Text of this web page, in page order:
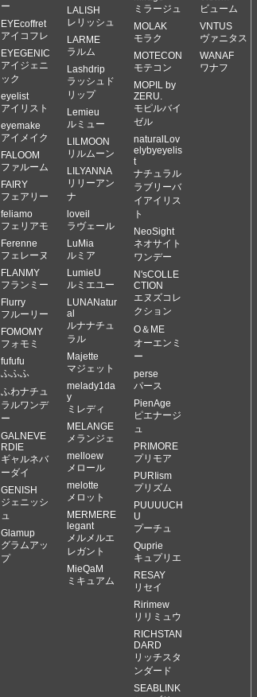
ー
EYEcoffret
アイコフレ
EYEGENIC
アイジェニ
ック
eyelist
アイリスト
eyemake
アイメイク
FALOOM
ファルーム
FAIRY
フェアリー
feliamo
フェリアモ
Ferenne
フェレーヌ
FLANMY
フランミー
Flurry
フルーリー
FOMOMY
フォモミ
fufufu
ふふふ
ふわナチュ
ラルワンデ
ー
GALNEVE
RDIE
ギャルネバ
ーダイ
GENISH
ジェニッシ
ュ
Glamup
グラムアッ
プ
LALISH
レリッシュ
LARME
ラルム
Lashdrip
ラッシュド
リップ
Lemieu
ルミュー
LILMOON
リルムーン
LILYANNA
リリーアン
ナ
loveil
ラヴェール
LuMia
ルミア
LumieU
ルミエユー
LUNANatur
al
ルナナチュ
ラル
Majette
マジェット
melady1da
y
ミレディ
MELANGE
メランジェ
melloew
メロール
melotte
メロット
MERMERE
legant
メルメルエ
レガント
MieQaM
ミキュアム
ミラージュ
MOLAK
モラク
MOTECON
モテコン
MOPIL by
ZERU.
モピルバイ
ゼル
naturalLov
elybyeyelis
t
ナチュラル
ラブリーバ
イアイリス
ト
NeoSight
ネオサイト
ワンデー
N'sCOLLE
CTION
エヌズコレ
クション
O＆ME
オーエンミ
ー
perse
パース
PienAge
ピエナージ
ュ
PRIMORE
プリモア
PURIism
プリズム
PUUUUCH
U
プーチュ
Quprie
キュプリエ
RESAY
リセイ
Ririmew
リリミュウ
RICHSTAN
DARD
リッチスタ
ンダード
SEABLINK
ビューム
VNTUS
ヴァニタス
WANAF
ワナフ